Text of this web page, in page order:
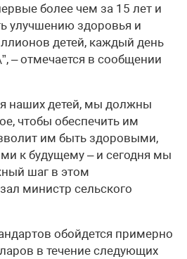
более чем за 15 лет и
улучшению здоровья и
детей, каждый день
– отмечается в сообщении
наших детей, мы должны
чтобы обеспечить им
им быть здоровыми,
к будущему – и сегодня мы
шаг в этом
министр сельского
обойдется примерно
в течение следующих